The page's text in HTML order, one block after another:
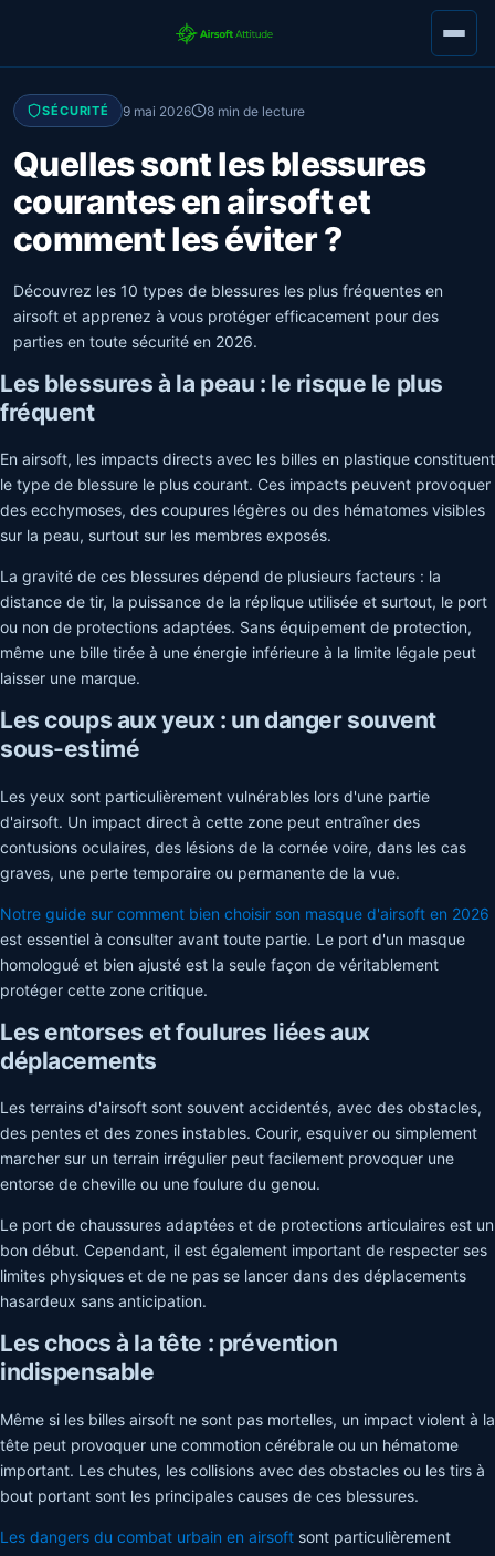
SÉCURITÉ 9 mai 2026 8 min de lecture
Quelles sont les blessures
courantes en airsoft et
comment les éviter ?
Découvrez les 10 types de blessures les plus fréquentes en
airsoft et apprenez à vous protéger efficacement pour des
parties en toute sécurité en 2026.
Les blessures à la peau : le risque le plus
fréquent
En airsoft, les impacts directs avec les billes en plastique constituent
le type de blessure le plus courant. Ces impacts peuvent provoquer
des ecchymoses, des coupures légères ou des hématomes visibles
sur la peau, surtout sur les membres exposés.
La gravité de ces blessures dépend de plusieurs facteurs : la
distance de tir, la puissance de la réplique utilisée et surtout, le port
ou non de protections adaptées. Sans équipement de protection,
même une bille tirée à une énergie inférieure à la limite légale peut
laisser une marque.
Les coups aux yeux : un danger souvent
sous-estimé
Les yeux sont particulièrement vulnérables lors d'une partie
d'airsoft. Un impact direct à cette zone peut entraîner des
contusions oculaires, des lésions de la cornée voire, dans les cas
graves, une perte temporaire ou permanente de la vue.
Notre guide sur comment bien choisir son masque d'airsoft en 2026
est essentiel à consulter avant toute partie. Le port d'un masque
homologué et bien ajusté est la seule façon de véritablement
protéger cette zone critique.
Les entorses et foulures liées aux
déplacements
Les terrains d'airsoft sont souvent accidentés, avec des obstacles,
des pentes et des zones instables. Courir, esquiver ou simplement
marcher sur un terrain irrégulier peut facilement provoquer une
entorse de cheville ou une foulure du genou.
Le port de chaussures adaptées et de protections articulaires est un
bon début. Cependant, il est également important de respecter ses
limites physiques et de ne pas se lancer dans des déplacements
hasardeux sans anticipation.
Les chocs à la tête : prévention
indispensable
Même si les billes airsoft ne sont pas mortelles, un impact violent à la
tête peut provoquer une commotion cérébrale ou un hématome
important. Les chutes, les collisions avec des obstacles ou les tirs à
bout portant sont les principales causes de ces blessures.
Les dangers du combat urbain en airsoft sont particulièrement